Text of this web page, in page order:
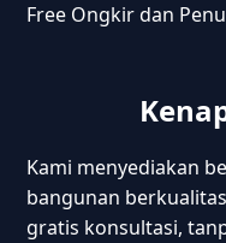
Free Ongkir dan
Kami menyediakan
bangunan
gratis konsultasi,